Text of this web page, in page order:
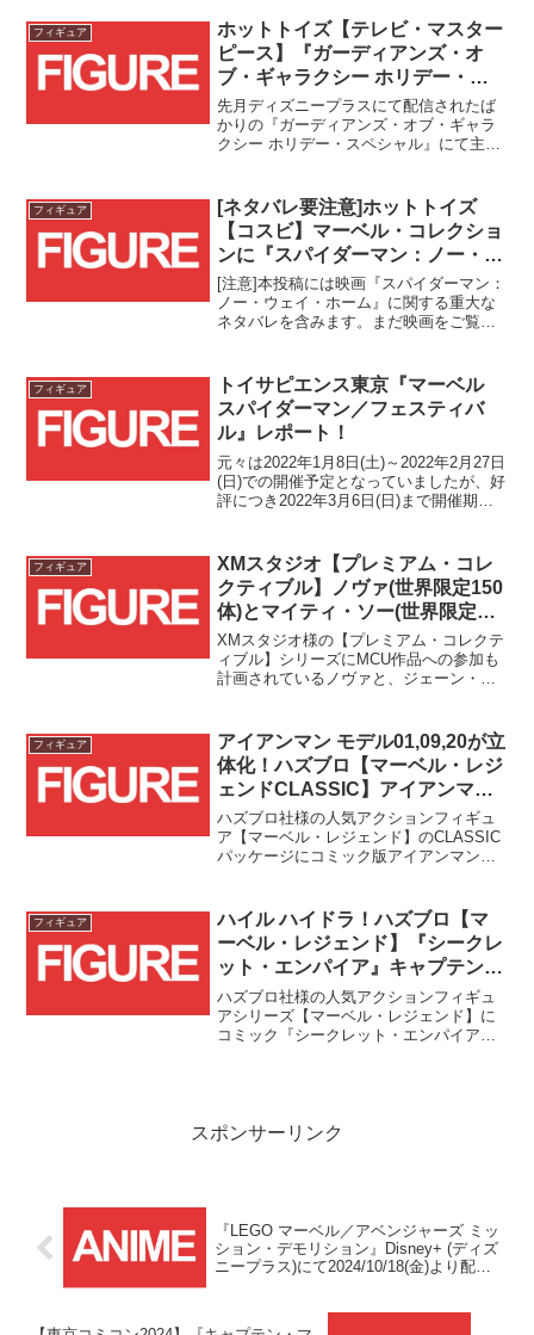
フィギュア
ホットトイズ【テレビ・マスター
ピース】『ガーディアンズ・オ
ブ・ギャラクシー ホリデー・ス
ペシャル』マンティスが早くも商
品化&予約受付開始！！
先月ディズニープラスにて配信されたば
かりの『ガーディアンズ・オブ・ギャラ
クシー ホリデー・スペシャル』にて主役
リーズとして早くも登場です！！
フィギュア
[ネタバレ要注意]ホットトイズ
【コスビ】マーベル・コレクショ
ンに『スパイダーマン：ノー・ウ
ェイ・ホーム』から8商品が一斉
登場！！
[注意]本投稿には映画『スパイダーマン：
ノー・ウェイ・ホーム』に関する重大な
ネタバレを含みます。まだ映画をご覧に
フィギュア
トイサピエンス東京『マーベル
スパイダーマン／フェスティバ
ル』レポート！
元々は2022年1月8日(土)～2022年2月27日
(日)での開催予定となっていましたが、好
評につき2022年3月6日(日)まで開催期間
ィバル』に行ってきましたので、その様
子を紹介したいと思います！
フィギュア
XMスタジオ【プレミアム・コレ
クティブル】ノヴァ(世界限定150
体)とマイティ・ソー(世界限定
199体)が国内トイサピエンス限定
流通で予約受付スタート！！
XMスタジオ様の【プレミアム・コレクテ
ィブル】シリーズにMCU作品への参加も
計画されているノヴァと、ジェーン・フ
フィギュア
アイアンマン モデル01,09,20が立
体化！ハズブロ【マーベル・レジ
ェンドCLASSIC】アイアンマン
シリーズ全6体の予約受付スター
ト！
ハズブロ社様の人気アクションフィギュ
ア【マーベル・レジェンド】のCLASSIC
パッケージにコミック版アイアンマンを
フィギュア
ハイル ハイドラ！ハズブロ【マ
ーベル・レジェンド】『シークレ
ット・エンパイア』キャプテン・
アメリカの予約受付がスター
ト！！
ハズブロ社様の人気アクションフィギュ
アシリーズ【マーベル・レジェンド】に
コミック『シークレット・エンパイア』
スポンサーリンク
『LEGO マーベル／アベンジャーズ ミッ
ション・デモリション』Disney+ (ディズ
ニープラス)にて2024/10/18(金)より配信